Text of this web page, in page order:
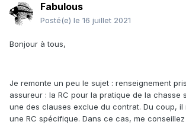
vérification, bien sûr, de l'absence
notre activité.
Fabulous
Posté(e) le 16 juillet 2021
Bonjour à tous,
Je remonte un peu le sujet : renseignement
assureur : la RC pour la pratique de la chasse
une des clauses exclue du contrat. Du coup, il
une RC spécifique. Dans ce cas, me